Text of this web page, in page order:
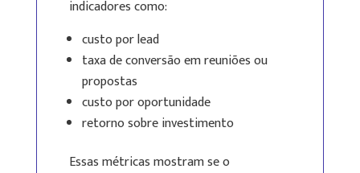
indicadores como:
custo por lead
taxa de conversão em reuniões ou
propostas
custo por oportunidade
retorno sobre investimento
Essas métricas mostram se o